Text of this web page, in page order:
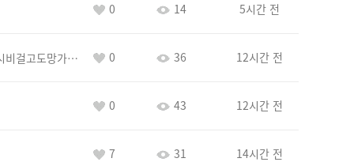
0 14 5시간 전
바람아추하게시비걸고도망가냐당당하게글써 0 36 12시간 전
0 43 12시간 전
7 31 14시간 전